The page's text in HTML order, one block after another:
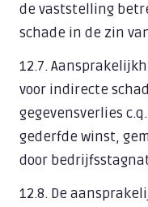
de vaststelling
schade in de zin
12.7.
voor indirecte
gegevensverlies
gederfde winst,
door
12.8. De